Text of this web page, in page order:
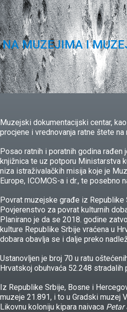
NA MUZEJIMA I
Muzejski dokumentacijski centar,
procjene i vrednovanja ratne štete
Posao ratnih i poratnih godina
knjižnica te uz potporu Ministarstva
niza istraživalačkih misija koje je
Europe, ICOMOS-a i dr., te posebno
Povrat muzejske građe iz Republike
Povjerenstvo za povrat kulturnih
Planirano je da se 2018. godine
kulture Republike Srbije vraćena u
dobara obavlja se i dalje preko
Ustanovljen je broj 70 u ratu
Hrvatskoj obuhvaća 52.248
Iz Republike Srbije, Bosne i
muzeje 21.891, i to u Gradski muzej
Likovnu koloniju kipara naivaca Petar